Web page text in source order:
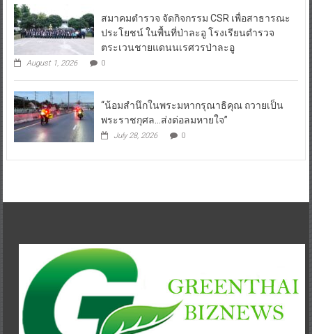
สมาคมตำรวจ จัดกิจกรรม CSR เพื่อสาธารณะ
ประโยชน์ ในพื้นที่ป่าละอู โรงเรียนตำรวจ
ตระเวนชายแดนนเรศวรป่าละอู
August 1, 2026 0
“น้อมสำนึกในพระมหากรุณาธิคุณ ถวายเป็น
พระราชกุศล…ส่งต่อลมหายใจ”
July 28, 2026 0